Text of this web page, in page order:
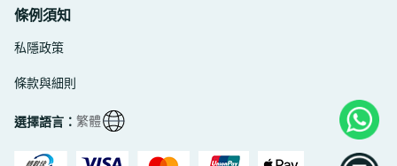
條例須知
私隱政策
條款與細則
選擇語言： 繁體